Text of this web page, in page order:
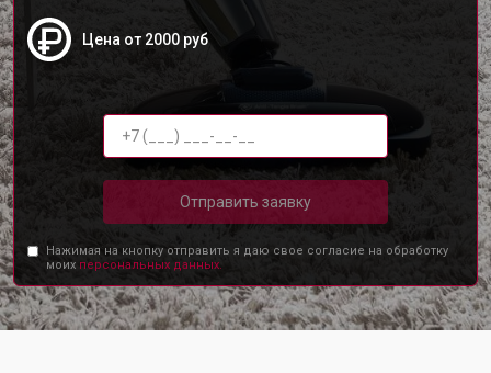
Цена от 2000 руб
Отправить заявку
Нажимая на кнопку отправить я даю свое согласие на обработку
моих персональных данных.